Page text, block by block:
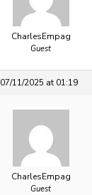
CharlesEmpag
Guest
07/11/2025 at 01:19
CharlesEmpag
Guest